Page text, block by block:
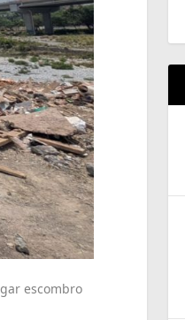
escombro